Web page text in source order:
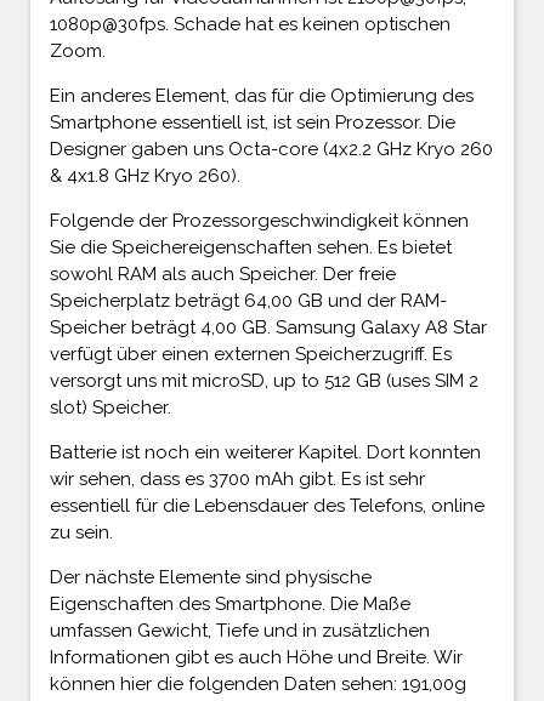
1080p@30fps. Schade hat es keinen optischen
Zoom.
Ein anderes Element, das für die Optimierung des
Smartphone essentiell ist, ist sein Prozessor. Die
Designer gaben uns Octa-core (4x2.2 GHz Kryo 260
& 4x1.8 GHz Kryo 260).
Folgende der Prozessorgeschwindigkeit können
Sie die Speichereigenschaften sehen. Es bietet
sowohl RAM als auch Speicher. Der freie
Speicherplatz beträgt 64,00 GB und der RAM-
Speicher beträgt 4,00 GB. Samsung Galaxy A8 Star
verfügt über einen externen Speicherzugriff. Es
versorgt uns mit microSD, up to 512 GB (uses SIM 2
slot) Speicher.
Batterie ist noch ein weiterer Kapitel. Dort konnten
wir sehen, dass es 3700 mAh gibt. Es ist sehr
essentiell für die Lebensdauer des Telefons, online
zu sein.
Der nächste Elemente sind physische
Eigenschaften des Smartphone. Die Maße
umfassen Gewicht, Tiefe und in zusätzlichen
Informationen gibt es auch Höhe und Breite. Wir
können hier die folgenden Daten sehen: 191,00g